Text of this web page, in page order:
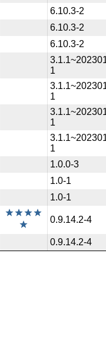
6.10.3-2
6.10.3-2
6.10.3-2
1
1
1
1
1.0.0-3
1.0-1
1.0-1
0.9.14.2-4
0.9.14.2-4